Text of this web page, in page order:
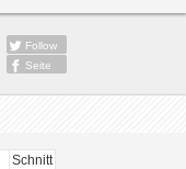
Follow
Seite
Schnitt